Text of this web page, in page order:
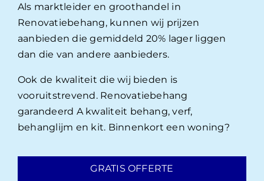
Als marktleider en groothandel in
Renovatiebehang, kunnen wij prijzen
aanbieden die gemiddeld 20% lager liggen
dan die van andere aanbieders.
Ook de kwaliteit die wij bieden is
vooruitstrevend. Renovatiebehang
garandeerd A kwaliteit behang, verf,
behanglijm en kit. Binnenkort een woning?
GRATIS OFFERTE